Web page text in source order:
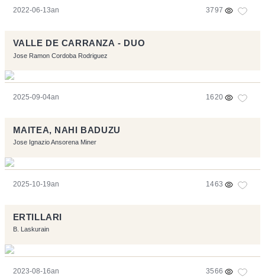
2022-06-13an 3797
VALLE DE CARRANZA - DUO
Jose Ramon Cordoba Rodriguez
2025-09-04an 1620
MAITEA, NAHI BADUZU
Jose Ignazio Ansorena Miner
2025-10-19an 1463
ERTILLARI
B. Laskurain
2023-08-16an 3566